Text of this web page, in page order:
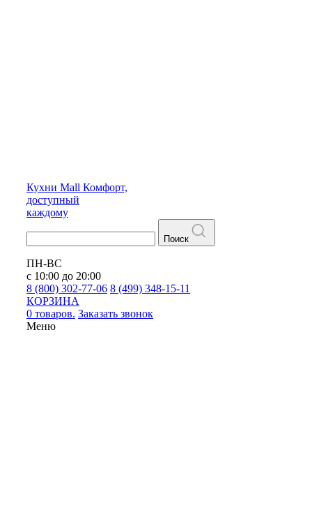
Кухни Mall Комфорт,
доступный
каждому
Поиск
ПН-ВС
с 10:00 до 20:00
8 (800) 302-77-06 8 (499) 348-15-11
КОРЗИНА
0 товаров. Заказать звонок
Меню